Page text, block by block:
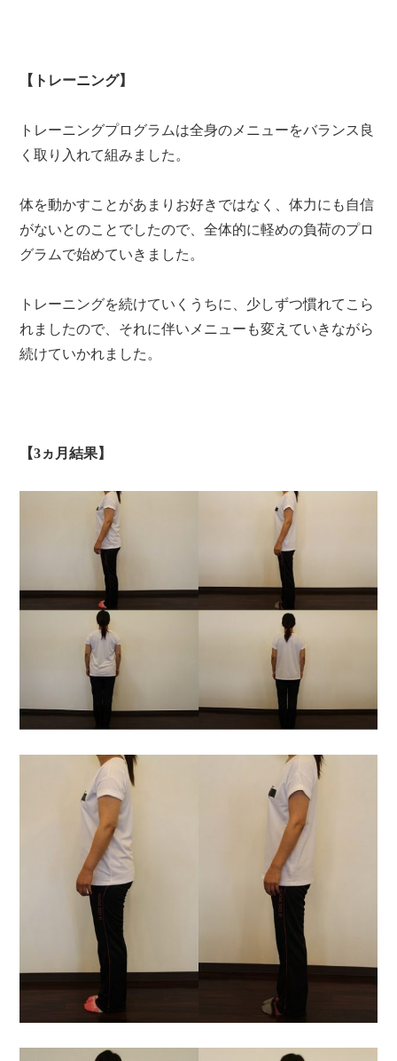
【トレーニング】
トレーニングプログラムは全身のメニューをバランス良
く取り入れて組みました。
体を動かすことがあまりお好きではなく、体力にも自信
がないとのことでしたので、全体的に軽めの負荷のプロ
グラムで始めていきました。
トレーニングを続けていくうちに、少しずつ慣れてこら
れましたので、それに伴いメニューも変えていきながら
続けていかれました。
【3ヵ月結果】